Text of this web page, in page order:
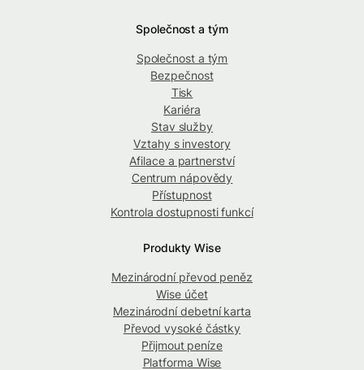
Společnost a tým
Společnost a tým
Bezpečnost
Tisk
Kariéra
Stav služby
Vztahy s investory
Afilace a partnerství
Centrum nápovědy
Přístupnost
Kontrola dostupnosti funkcí
Produkty Wise
Mezinárodní převod peněz
Wise účet
Mezinárodní debetní karta
Převod vysoké částky
Přijmout peníze
Platforma Wise